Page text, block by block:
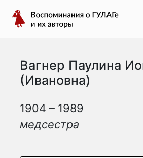
содержимому
Воспоминания
о
ГУЛАГе
их
авторы
Вагнер Паулина
(Ивановна)
1904 – 1989
медсестра